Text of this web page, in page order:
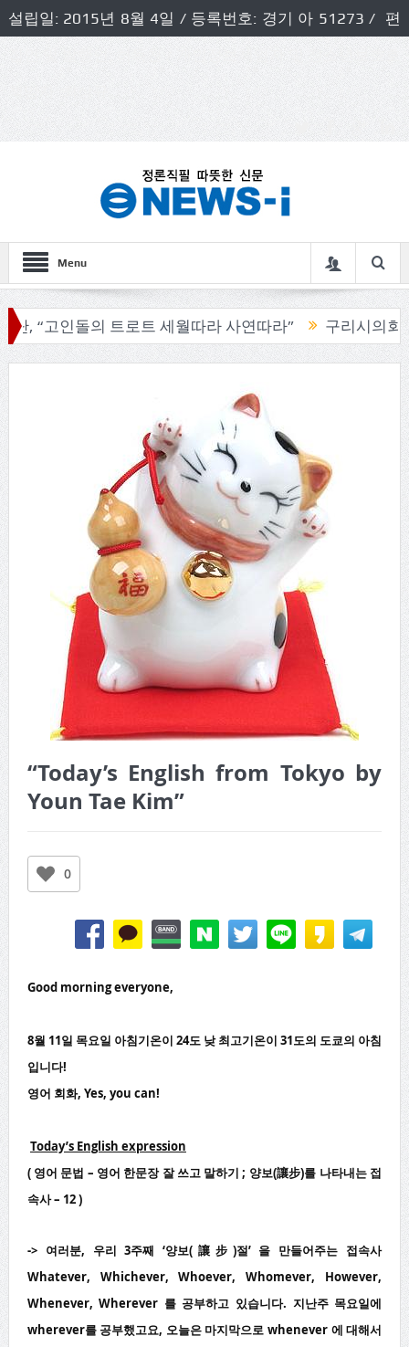
설립일: 2015년 8월 4일 / 등록번호: 경기 아 51273 / 편
집인 및 발행인: 허득천 / 개인정보책임자 및 청소년보호호
책임자: 최상규
Menu
돌의 트로트 세월따라 사연따라” 구리시의회, 기관단
“Today’s English from Tokyo by
Youn Tae Kim”
0
Good morning everyone,
8월 11일 목요일 아침기온이 24도 낮 최고기온이 31도의 도쿄의 아침
입니다!
영어 회화, Yes, you can!
Today’s English expression
( 영어 문법 – 영어 한문장 잘 쓰고 말하기 ; 양보(讓步)를 나타내는 접
속사 – 12 )
-> 여러분, 우리 3주째 ‘양보(讓步)절’ 을 만들어주는 접속사
Whatever, Whichever, Whoever, Whomever, However,
Whenever, Wherever 를 공부하고 있습니다. 지난주 목요일에
wherever를 공부했고요, 오늘은 마지막으로 whenever 에 대해서